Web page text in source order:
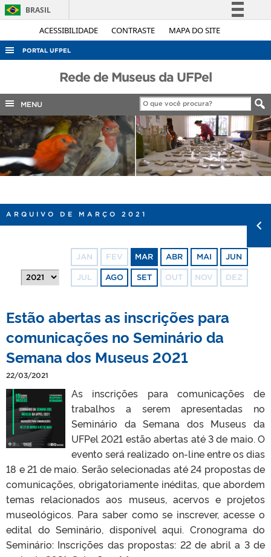
ACESSIBILIDADE CONTRASTE MAPA DO SITE
BRASIL
Simplifique!
Acesso à informação
Legislação
Canais
PORTAL UFPEL
ACESSO À INFORMAÇÃO
CONCURSOS
EDITAIS
INTERNACIONAL
PORTARIAS
Rede de Museus da UFPel
MENU
ARQUIVO DE MARÇO 2021
JAN FEV MAR ABR MAI JUN
JUL AGO SET OUT NOV DEZ
Estão abertas as inscrições para
comunicações no Seminário da
Semana dos Museus 2021
22/03/2021
As inscrições para comunicações de
trabalhos a serem apresentadas no
Seminário da Semana dos Museus da
UFPel 2021 estão abertas até 3 de maio. O
evento será realizado on-line entre os dias
18 e 21 de maio. Serão selecionadas até 24 propostas de
comunicações, obrigatoriamente inéditas, que abordem
temas relacionados aos museus, acervos e projetos
museológicos. Para saber como se inscrever, acesse o
edital do Seminário, disponível aqui. Cronograma do
Seminário: Inscrições das propostas: 22 de abril a 3 de